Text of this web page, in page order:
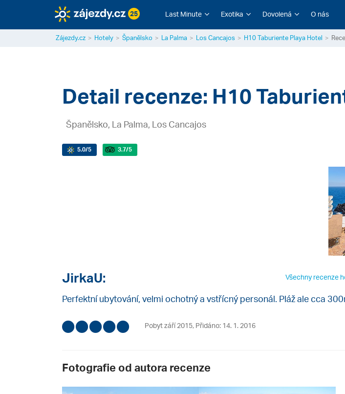
25 Last Minute Exotika Dovolená O nás
Zájezdy.cz Hotely Španělsko La Palma Los Cancajos H10 Taburiente Playa Hotel
Detail recenze: H10
Španělsko, La Palma, Los Cancajos
5.0/5 3.7/5
Všechny recenze
JirkaU:
Perfektní ubytování, velmi ochotný a vstřícný personál. Pláž ale cca
Pobyt září 2015, Přidáno: 14. 1. 2016
Fotografie od autora recenze